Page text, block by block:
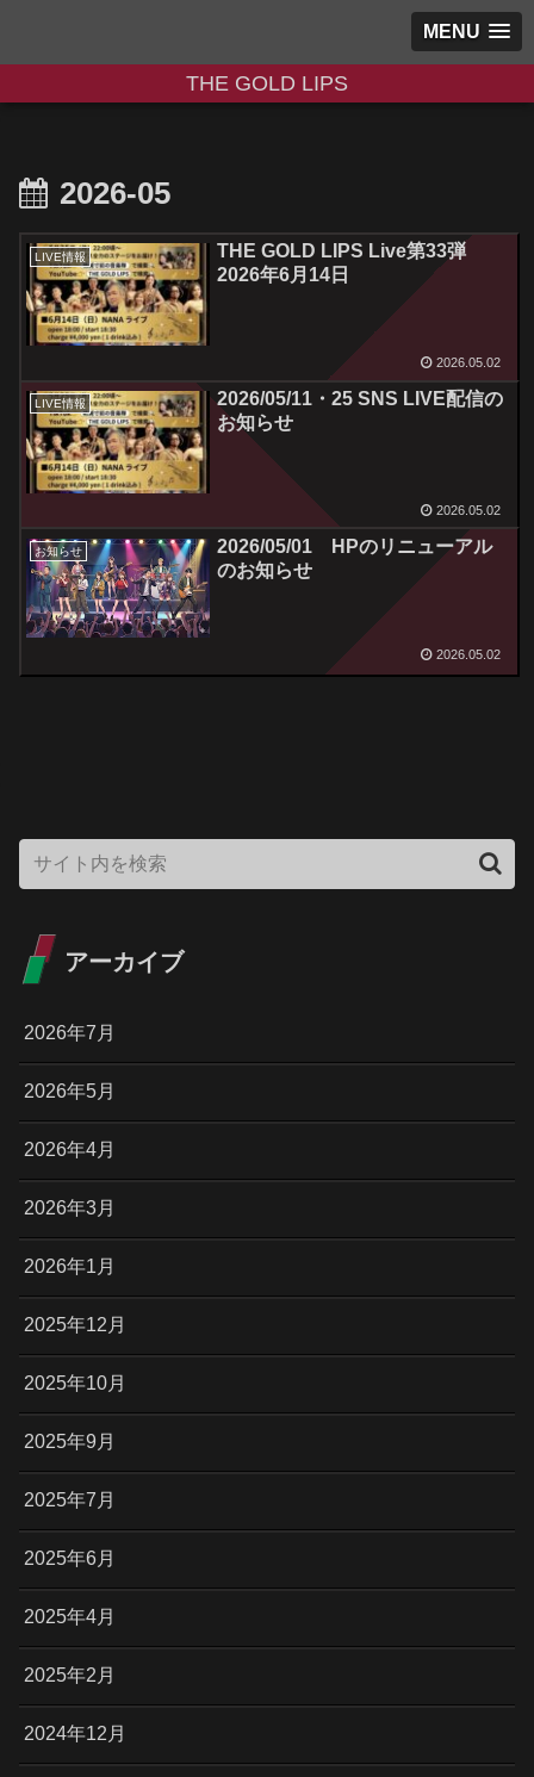
MENU
THE GOLD LIPS
2026-05
LIVE情報
THE GOLD LIPS Live第33弾
2026年6月14日
2026.05.02
LIVE情報
2026/05/11・25 SNS LIVE配信の
お知らせ
2026.05.02
お知らせ
2026/05/01 HPのリニューアル
のお知らせ
2026.05.02
アーカイブ
2026年7月
2026年5月
2026年4月
2026年3月
2026年1月
2025年12月
2025年10月
2025年9月
2025年7月
2025年6月
2025年4月
2025年2月
2024年12月